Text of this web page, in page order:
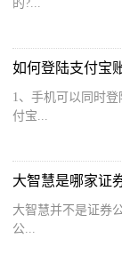
的?...
如何登陆支付宝
1、手机可以同时
付宝...
大智慧是哪家证
大智慧并不是证券
公...